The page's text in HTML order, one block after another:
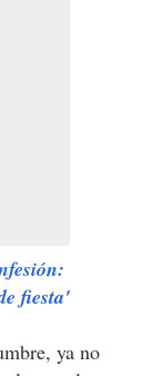
fiesta'
ya no